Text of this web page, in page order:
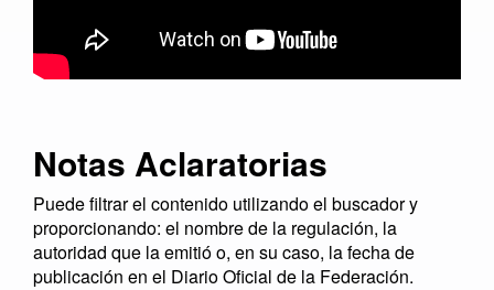
Notas Aclaratorias
Puede filtrar el contenido utilizando el buscador y
proporcionando: el nombre de la regulación, la
autoridad que la emitió o, en su caso, la fecha de
publicación en el Diario Oficial de la Federación.